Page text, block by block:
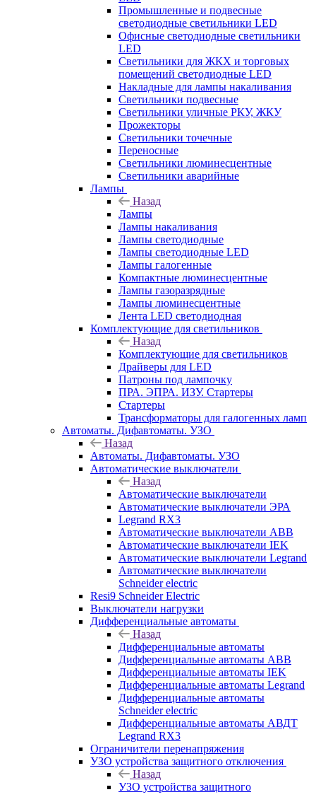
Промышленные и подвесные
светодиодные светильники LED
Офисные светодиодные светильники
LED
Светильники для ЖКХ и торговых
помещений светодиодные LED
Накладные для лампы накаливания
Светильники подвесные
Светильники уличные РКУ, ЖКУ
Прожекторы
Cветильники точечные
Переносные
Светильники люминесцентные
Светильники аварийные
Лампы
Назад
Лампы
Лампы накаливания
Лампы светодиодные
Лампы светодиодные LED
Лампы галогенные
Компактные люминесцентные
Лампы газоразрядные
Лампы люминесцентные
Лента LED светодиодная
Комплектующие для светильников
Назад
Комплектующие для светильников
Драйверы для LED
Патроны под лампочку
ПРА. ЭПРА. ИЗУ. Стартеры
Стартеры
Трансформаторы для галогенных ламп
Автоматы. Дифавтоматы. УЗО
Назад
Автоматы. Дифавтоматы. УЗО
Автоматические выключатели
Назад
Автоматические выключатели
Автоматические выключатели ЭРА
Legrand RX3
Автоматические выключатели ABB
Автоматические выключатели IEK
Автоматические выключатели Legrand
Автоматические выключатели
Schneider electric
Resi9 Schneider Electric
Выключатели нагрузки
Дифференциальные автоматы
Назад
Дифференциальные автоматы
Дифференциальные автоматы ABB
Дифференциальные автоматы IEK
Дифференциальные автоматы Legrand
Дифференциальные автоматы
Schneider electric
Дифференциальные автоматы АВДТ
Legrand RX3
Ограничители перенапряжения
УЗО устройства защитного отключения
Назад
УЗО устройства защитного